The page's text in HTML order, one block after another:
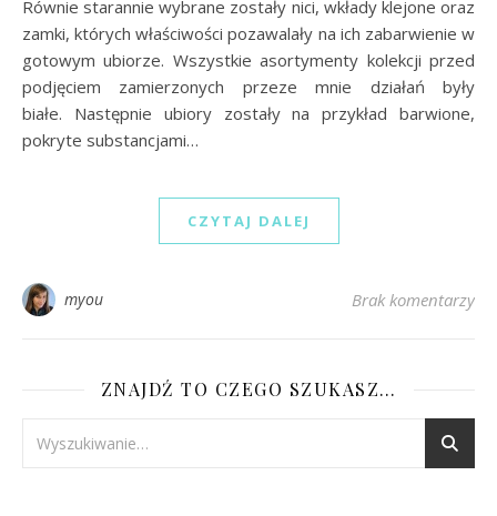
Równie starannie wybrane zostały nici, wkłady klejone oraz
zamki, których właściwości pozawalały na ich zabarwienie w
gotowym ubiorze. Wszystkie asortymenty kolekcji przed
podjęciem zamierzonych przeze mnie działań były
białe. Następnie ubiory zostały na przykład barwione,
pokryte substancjami…
CZYTAJ DALEJ
myou Brak komentarzy
ZNAJDŹ TO CZEGO SZUKASZ…